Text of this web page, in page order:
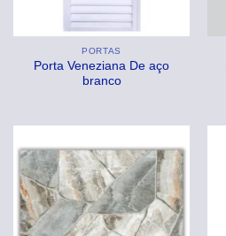
PORTAS
Porta Veneziana De aço
branco